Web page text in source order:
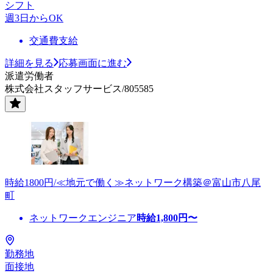
シフト
週3日からOK
交通費支給
詳細を見る
応募画面に進む
派遣労働者
株式会社スタッフサービス/805585
時給1800円/≪地元で働く≫ネットワーク構築＠富山市八尾
町
ネットワークエンジニア時給1,800円〜
勤務地
面接地